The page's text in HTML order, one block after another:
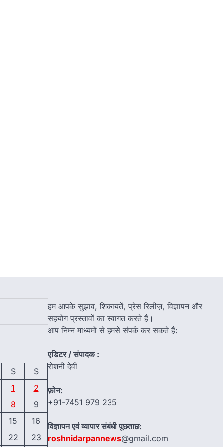
S
S
1
2
8
9
15
16
22
23
हम आपके सुझाव, शिकायतें, प्रेस रिलीज़, विज्ञापन और
सहयोग प्रस्तावों का स्वागत करते हैं।
आप निम्न माध्यमों से हमसे संपर्क कर सकते हैं:
एडिटर / संपादक :
रोशनी देवी
फ़ोन:
+91-7451 979 235
विज्ञापन एवं व्यापार संबंधी पूछताछ:
roshnidarpannews@gmail.com